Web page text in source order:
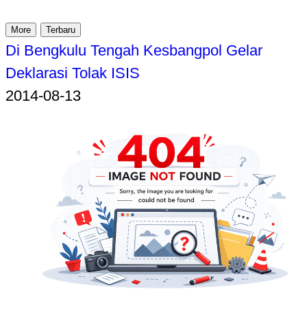
More Terbaru
Di Bengkulu Tengah Kesbangpol Gelar
Deklarasi Tolak ISIS
2014-08-13